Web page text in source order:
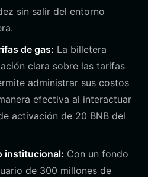
sin salir del entorno
de gas: La billetera
clara sobre las tarifas
administrar sus costos
efectiva al interactuar
activación de 20 BNB del
institucional: Con un fondo
de 300 millones de